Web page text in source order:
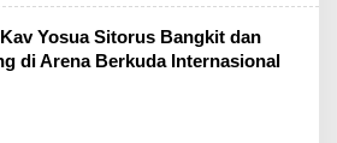
Yosua Sitorus Bangkit dan
di Arena Berkuda Internasional